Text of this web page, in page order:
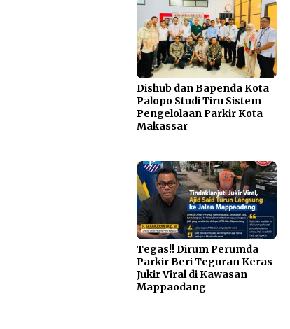
Dishub dan Bapenda Kota
Palopo Studi Tiru Sistem
Pengelolaan Parkir Kota
Makassar
Tegas!! Dirum Perumda
Parkir Beri Teguran Keras
Jukir Viral di Kawasan
Mappaodang